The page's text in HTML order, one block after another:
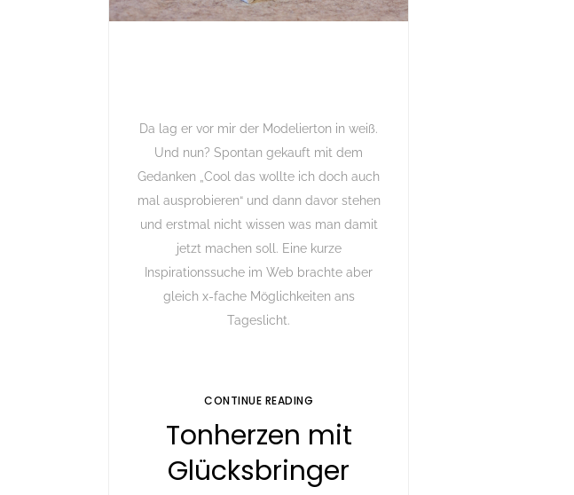
Tonherzen mit
Glücksbringer
Da lag er vor mir der Modelierton in weiß.
Und nun? Spontan gekauft mit dem
Gedanken „Cool das wollte ich doch auch
mal ausprobieren“ und dann davor stehen
und erstmal nicht wissen was man damit
jetzt machen soll. Eine kurze
Inspirationssuche im Web brachte aber
gleich x-fache Möglichkeiten ans
Tageslicht.
CONTINUE READING